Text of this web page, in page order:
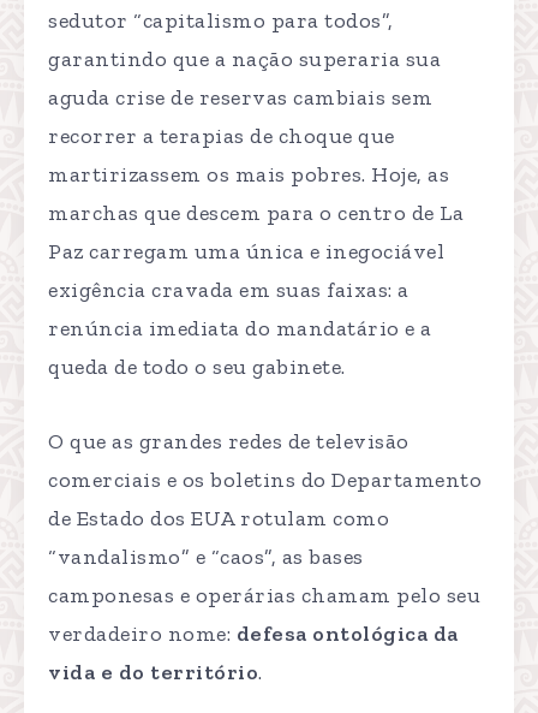
sedutor “capitalismo para todos”,
garantindo que a nação superaria sua
aguda crise de reservas cambiais sem
recorrer a terapias de choque que
martirizassem os mais pobres. Hoje, as
marchas que descem para o centro de La
Paz carregam uma única e inegociável
exigência cravada em suas faixas: a
renúncia imediata do mandatário e a
queda de todo o seu gabinete.
O que as grandes redes de televisão
comerciais e os boletins do Departamento
de Estado dos EUA rotulam como
“vandalismo” e “caos”, as bases
camponesas e operárias chamam pelo seu
verdadeiro nome: defesa ontológica da
vida e do território.